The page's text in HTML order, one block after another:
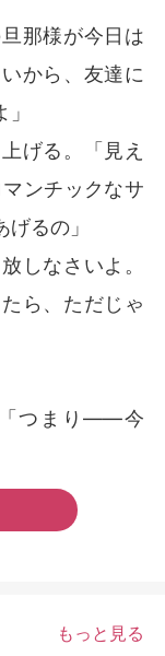
那様が今日は
から、友達に
げる。「見え
ンチックなサ
るの」
しなさいよ。
ら、ただじゃ
「つまり――今
もっと見る